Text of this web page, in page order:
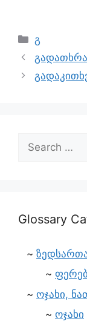
გ
გადათხრა
Glossary
ოჯახი,
ოჯახი